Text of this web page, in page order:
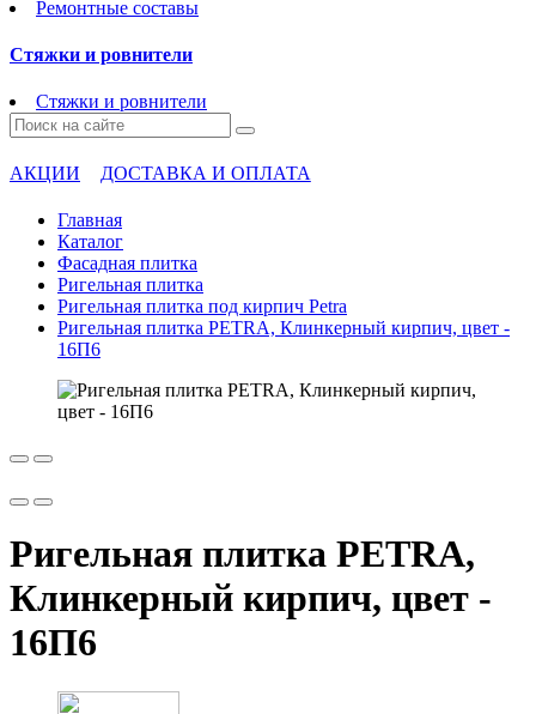
Ремонтные составы
Стяжки и ровнители
Стяжки и ровнители
АКЦИИ ДОСТАВКА И ОПЛАТА
Главная
Каталог
Фасадная плитка
Ригельная плитка
Ригельная плитка под кирпич Petra
Ригельная плитка PETRA, Клинкерный кирпич, цвет -
16П6
Ригельная плитка PETRA,
Клинкерный кирпич, цвет -
16П6